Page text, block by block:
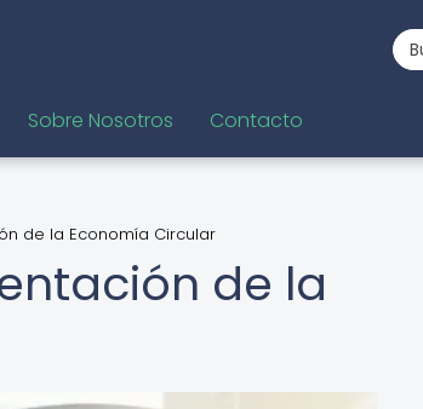
Sobre Nosotros Contacto
de la Economía Circular
de la